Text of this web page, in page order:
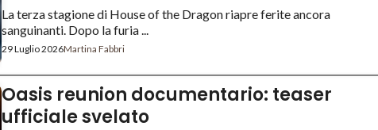
La terza stagione di House of the Dragon riapre ferite ancora
sanguinanti. Dopo la furia ...
29 Luglio 2026Martina Fabbri
Oasis reunion documentario: teaser
ufficiale svelato